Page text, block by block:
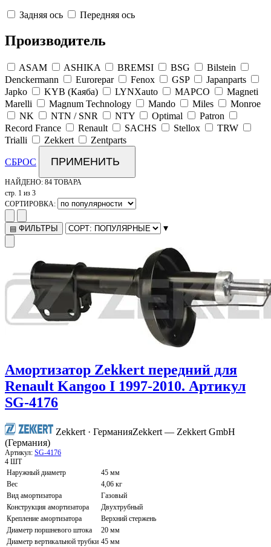
Задняя ось Передняя ось
Производитель
ASAM ASHIKA BREMSI BSG
Bilstein
Denckermann
Eurorepar Fenox GSP
Japanparts
Japko
KYB (Каяба) LYNXauto MAPCO
Magneti
Marelli
Magnum Technology Mando Miles
Monroe
NK
NTN / SNR NTY Optimal
Patron
Record France
Renault SACHS Stellox
TRW
Trialli
Zekkert Zentparts
СБРОС ПРИМЕНИТЬ
НАЙДЕНО: 84 ТОВАРА
стр. 1 из 3
СОРТИРОВКА:
▤ ФИЛЬТРЫ ▾
Амортизатор Zekkert передний для
Renault Kangoo I 1997-2010. Артикул
SG-4176
Zekkert · ГерманияZekkert — Zekkert GmbH
(Германия)
Артикул: SG-4176
4 ШТ
Наружный диаметр
45 мм
Вес
4,06 кг
Вид амортизатора
Газовый
Конструкция амортизатора
Двухтрубный
Крепление амортизатора
Верхний стержень
Диаметр поршневого штока
20 мм
Диаметр вертикальной трубки 45 мм